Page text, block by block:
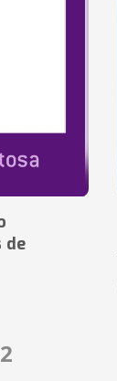
de